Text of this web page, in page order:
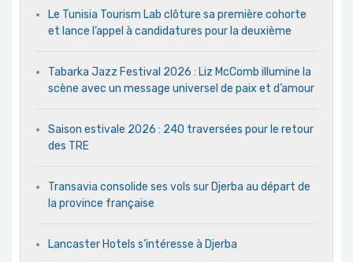
Le Tunisia Tourism Lab clôture sa première cohorte
et lance l’appel à candidatures pour la deuxième
Tabarka Jazz Festival 2026 : Liz McComb illumine la
scène avec un message universel de paix et d’amour
Saison estivale 2026 : 240 traversées pour le retour
des TRE
Transavia consolide ses vols sur Djerba au départ de
la province française
Lancaster Hotels s’intéresse à Djerba